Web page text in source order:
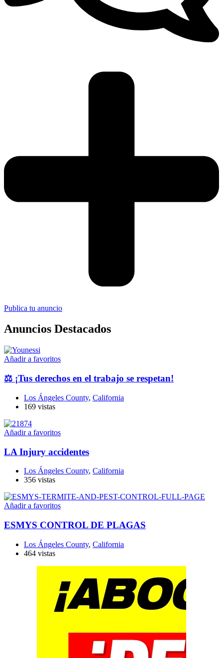
Publica tu anuncio
Anuncios Destacados
Añadir a favoritos
⚖️ ¡Tus derechos en el trabajo se respetan!
Los Ángeles County, California
169 vistas
Añadir a favoritos
LA Injury accidentes
Los Ángeles County, California
356 vistas
Añadir a favoritos
ESMYS CONTROL DE PLAGAS
Los Ángeles County, California
464 vistas